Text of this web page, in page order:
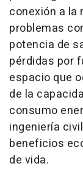
conexión a la
problemas
potencia de
pérdidas por
espacio que
de la
consumo
ingeniería
beneficios
de vida.